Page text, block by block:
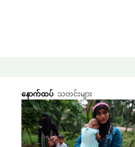
နောက်ထပ် သတင်းများ